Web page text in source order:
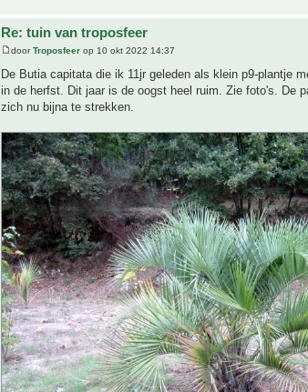
Re: tuin van troposfeer
doorTroposfeer op 10 okt 2022 14:37
De Butia capitata die ik 11jr geleden als klein p9-plantje
in de herfst. Dit jaar is de oogst heel ruim. Zie foto's. De
zich nu bijna te strekken.